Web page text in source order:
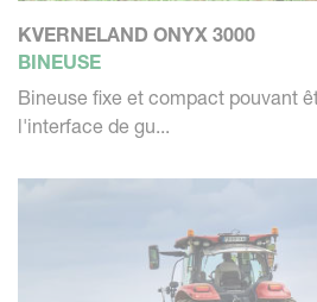
KVERNELAND ONYX 3000
BINEUSE
Bineuse fixe et compact pouvant
l'interface de gu...